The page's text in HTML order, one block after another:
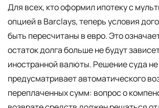
Для всех, кто оформил ипотеку с
опцией в Barclays, теперь условия
быть пересчитаны в евро. Это
остаток долга больше не будут
иностранной валюты. Решение суда не
предусматривает автоматического
переплаченных сумм: вопрос о